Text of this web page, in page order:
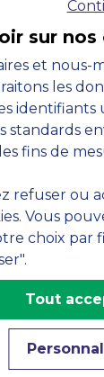
de
pour
tant
peut
de l’école
de
qu’elle
sur nos
et nous-
les
identifiants
standards
fins de
refuser ou
Vous
choix par
Tout